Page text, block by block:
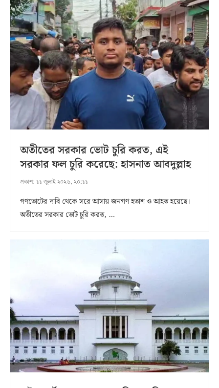
অতীতের সরকার ভোট চুরি করত, এই
সরকার ফল চুরি করেছে: হাসনাত আবদুল্লাহ
প্রকাশ: ১১ জুলাই ২০২৬, ২০:১১
গণভোটের দাবি থেকে সরে আসায় জনগণ হতাশ ও আহত হয়েছে।
অতীতের সরকার ভোট চুরি করত, …